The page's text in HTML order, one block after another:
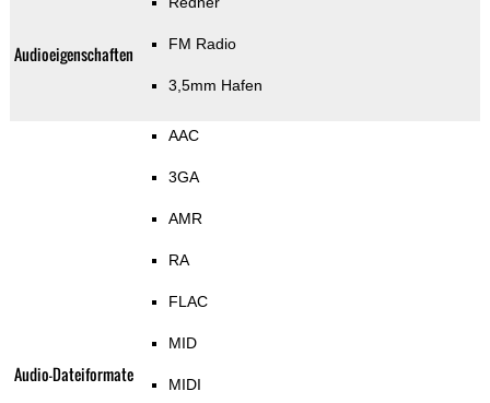
Audioeigenschaften FM Radio
3,5mm Hafen
Audio-Dateiformate
AAC
3GA
AMR
RA
FLAC
MID
MIDI